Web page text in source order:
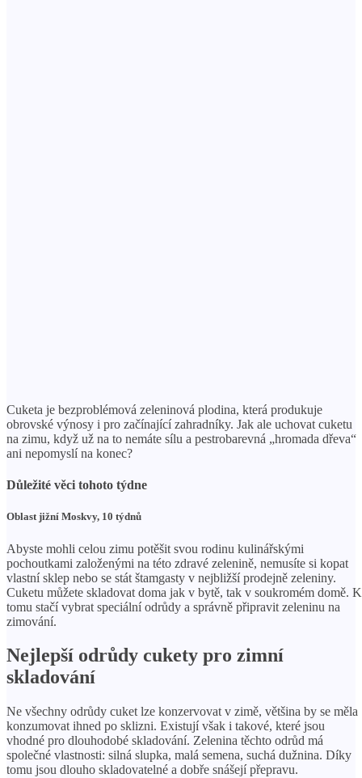
Cuketa je bezproblémová zeleninová plodina, která produkuje
obrovské výnosy i pro začínající zahradníky. Jak ale uchovat cuketu
na zimu, když už na to nemáte sílu a pestrobarevná „hromada dřeva“
ani nepomyslí na konec?
Důležité věci tohoto týdne
Oblast jižní Moskvy, 10 týdnů
Abyste mohli celou zimu potěšit svou rodinu kulinářskými
pochoutkami založenými na této zdravé zelenině, nemusíte si kopat
vlastní sklep nebo se stát štamgasty v nejbližší prodejně zeleniny.
Cuketu můžete skladovat doma jak v bytě, tak v soukromém domě. K
tomu stačí vybrat speciální odrůdy a správně připravit zeleninu na
zimování.
Nejlepší odrůdy cukety pro zimní
skladování
Ne všechny odrůdy cuket lze konzervovat v zimě, většina by se měla
konzumovat ihned po sklizni. Existují však i takové, které jsou
vhodné pro dlouhodobé skladování. Zelenina těchto odrůd má
společné vlastnosti: silná slupka, malá semena, suchá dužnina. Díky
tomu jsou dlouho skladovatelné a dobře snášejí přepravu.